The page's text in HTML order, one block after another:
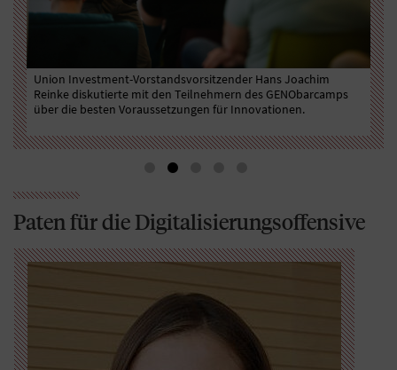
Union Investment-Vorstandsvorsitzender Hans Joachim
Reinke diskutierte mit den Teilnehmern des GENObarcamps
über die besten Voraussetzungen für Innovationen.
Paten für die Digitalisierungsoffensive